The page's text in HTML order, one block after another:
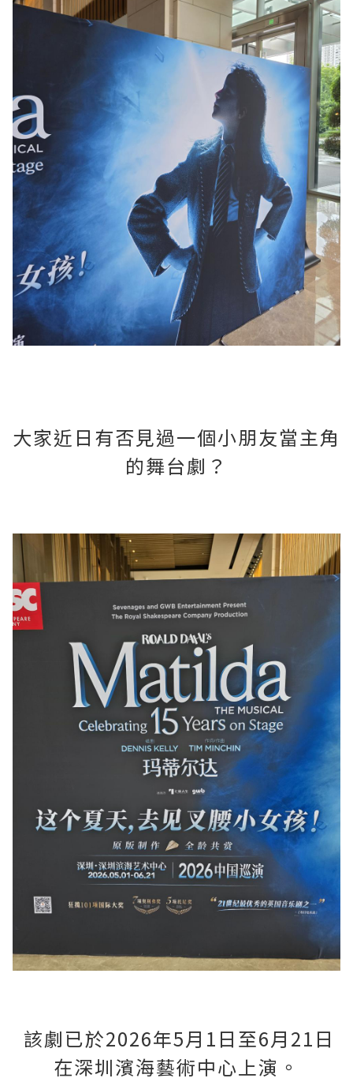
大家近日有否見過一個小朋友當主角
的舞台劇？
該劇已於2026年5月1日至6月21日
在深圳濱海藝術中心上演。